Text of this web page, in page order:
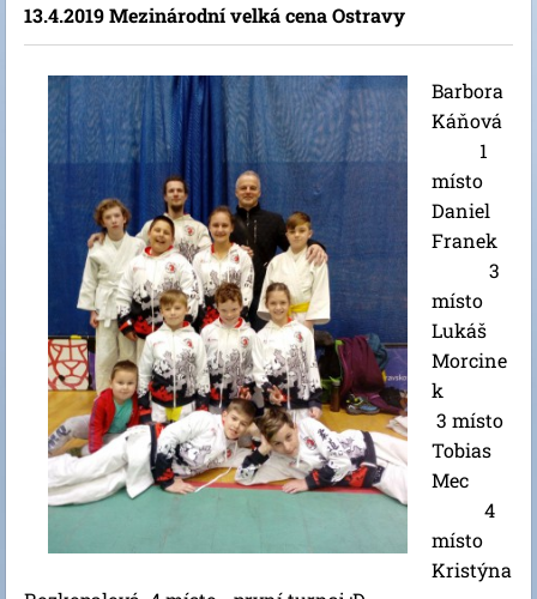
13.4.2019 Mezinárodní velká cena Ostravy
Barbora
Káňová
1
místo
Daniel
Franek
3
místo
Lukáš
Morcine
k
3 místo
Tobias
Mec
4
místo
Kristýna